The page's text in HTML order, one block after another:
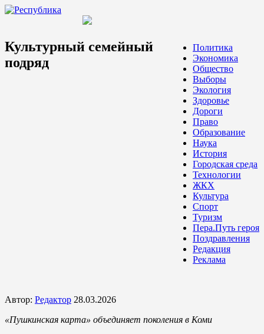
Политика
Экономика
Общество
Выборы
Экология
Здоровье
Дороги
Право
Образование
Наука
История
Городская среда
Технологии
ЖКХ
Культура
Спорт
Туризм
Пера.Путь героя
Поздравления
Редакция
Реклама
Культурный семейный
подряд
Автор: Редактор 28.03.2026
«Пушкинская карта» объединяет поколения в Коми